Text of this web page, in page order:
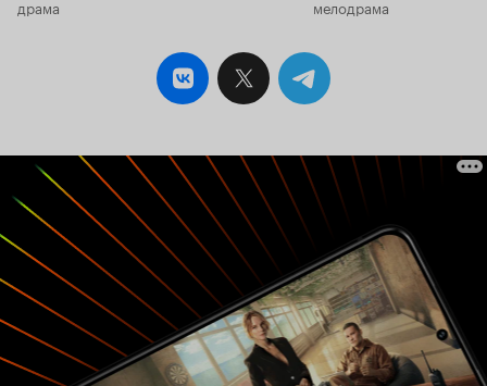
немалой смелости. И поэтому вручение фильму
ошибкой. И всё же такие картины следует
ставить иначе. Ставить на жизненном
материале, с живыми действующими лицами и
их. Так, чтобы сама эта тема не
ассоциировалась со скучными философскими
трактатами, а воспринималась как конкретная
и насущная проблема. И тогда, возможно, у
нас будет больше сил для решения этой общей
проблемы. 4 из 10
драма мелодрама